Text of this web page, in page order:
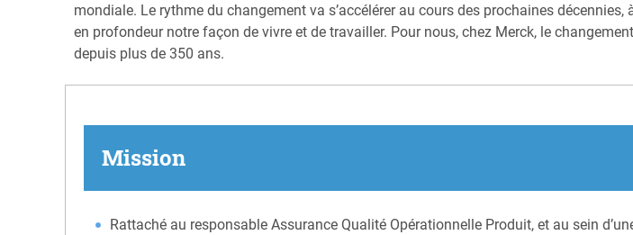
mondiale. Le rythme du changement va s’accélérer au cours des prochaines
en profondeur notre façon de vivre et de travailler. Pour nous, chez Merck, le
depuis plus de 350 ans.
Mission
Rattaché au responsable Assurance Qualité Opérationnelle Produit, et au sein